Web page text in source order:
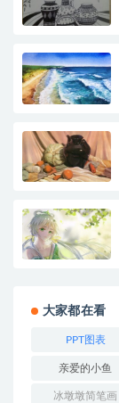
大家都在看
PPT图表
亲爱的小鱼
冰墩墩简笔画